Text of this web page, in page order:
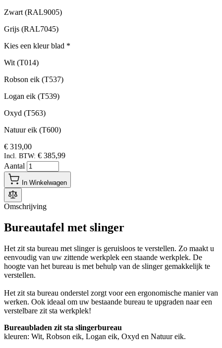
Zwart (RAL9005)
Grijs (RAL7045)
Kies een kleur blad *
Wit (T014)
Robson eik (T537)
Logan eik (T539)
Oxyd (T563)
Natuur eik (T600)
€ 319,00
Incl. BTW: € 385,99
Aantal
In Winkelwagen
Omschrijving
Bureautafel met slinger
Het zit sta bureau met slinger is geruisloos te verstellen. Zo maakt u
eenvoudig van uw zittende werkplek een staande werkplek. De
hoogte van het bureau is met behulp van de slinger gemakkelijk te
verstellen.
Het zit sta bureau onderstel zorgt voor een ergonomische manier van
werken. Ook ideaal om uw bestaande bureau te upgraden naar een
verstelbare zit sta werkplek!
Bureaubladen zit sta slingerbureau
kleuren: Wit, Robson eik, Logan eik, Oxyd en Natuur eik.